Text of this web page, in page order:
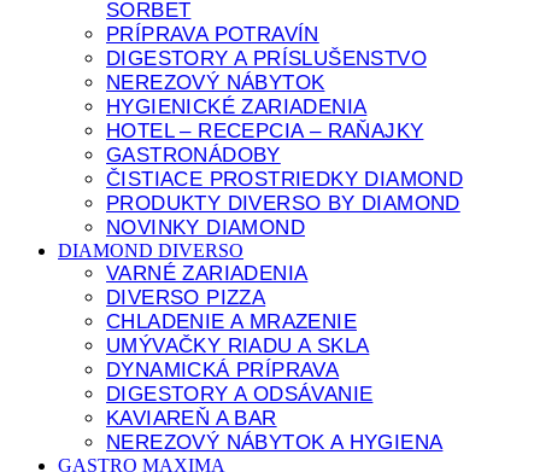
SORBET
PRÍPRAVA POTRAVÍN
DIGESTORY A PRÍSLUŠENSTVO
NEREZOVÝ NÁBYTOK
HYGIENICKÉ ZARIADENIA
HOTEL – RECEPCIA – RAŇAJKY
GASTRONÁDOBY
ČISTIACE PROSTRIEDKY DIAMOND
PRODUKTY DIVERSO BY DIAMOND
NOVINKY DIAMOND
DIAMOND DIVERSO
VARNÉ ZARIADENIA
DIVERSO PIZZA
CHLADENIE A MRAZENIE
UMÝVAČKY RIADU A SKLA
DYNAMICKÁ PRÍPRAVA
DIGESTORY A ODSÁVANIE
KAVIAREŇ A BAR
NEREZOVÝ NÁBYTOK A HYGIENA
GASTRO MAXIMA